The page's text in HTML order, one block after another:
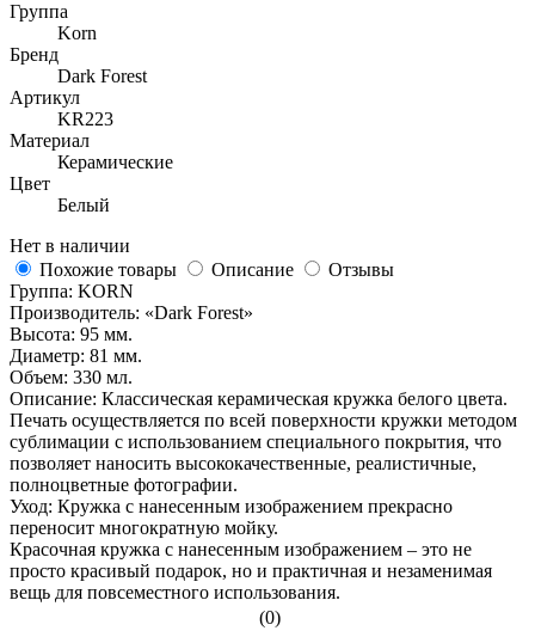
Группа
Korn
Бренд
Dark Forest
Артикул
KR223
Материал
Керамические
Цвет
Белый
Нет в наличии
Похожие товары
Описание
Отзывы
Группа: KORN
Производитель: «Dark Forest»
Высота: 95 мм.
Диаметр: 81 мм.
Объем: 330 мл.
Описание: Классическая керамическая кружка белого цвета.
Печать осуществляется по всей поверхности кружки методом
сублимации с использованием специального покрытия, что
позволяет наносить высококачественные, реалистичные,
полноцветные фотографии.
Уход: Кружка с нанесенным изображением прекрасно
переносит многократную мойку.
Красочная кружка с нанесенным изображением – это не
просто красивый подарок, но и практичная и незаменимая
вещь для повсеместного использования.
(0)